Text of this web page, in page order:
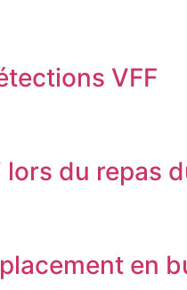
VFF
du repas
en